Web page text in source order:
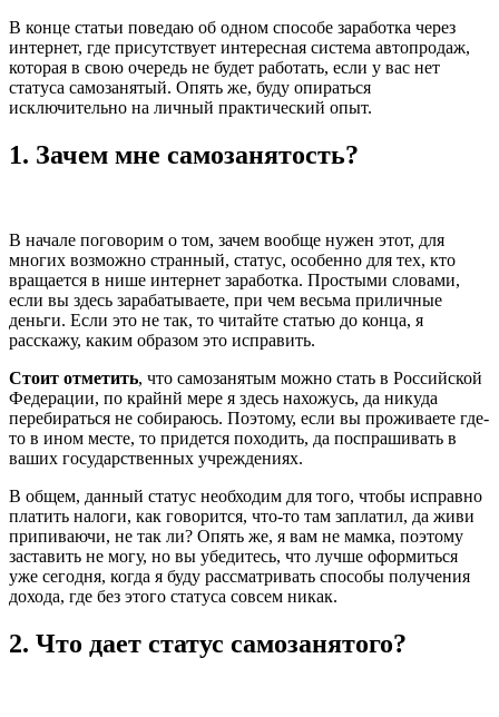
В конце статьи поведаю об одном способе заработка через
интернет, где присутствует интересная система автопродаж,
которая в свою очередь не будет работать, если у вас нет
статуса самозанятый. Опять же, буду опираться
исключительно на личный практический опыт.
1. Зачем мне самозанятость?
В начале поговорим о том, зачем вообще нужен этот, для
многих возможно странный, статус, особенно для тех, кто
вращается в нише интернет заработка. Простыми словами,
если вы здесь зарабатываете, при чем весьма приличные
деньги. Если это не так, то читайте статью до конца, я
расскажу, каким образом это исправить.
Стоит отметить, что самозанятым можно стать в Российской
Федерации, по крайнй мере я здесь нахожусь, да никуда
перебираться не собираюсь. Поэтому, если вы проживаете где-
то в ином месте, то придется походить, да поспрашивать в
ваших государственных учреждениях.
В общем, данный статус необходим для того, чтобы исправно
платить налоги, как говорится, что-то там заплатил, да живи
припиваючи, не так ли? Опять же, я вам не мамка, поэтому
заставить не могу, но вы убедитесь, что лучше оформиться
уже сегодня, когда я буду рассматривать способы получения
дохода, где без этого статуса совсем никак.
2. Что дает статус самозанятого?